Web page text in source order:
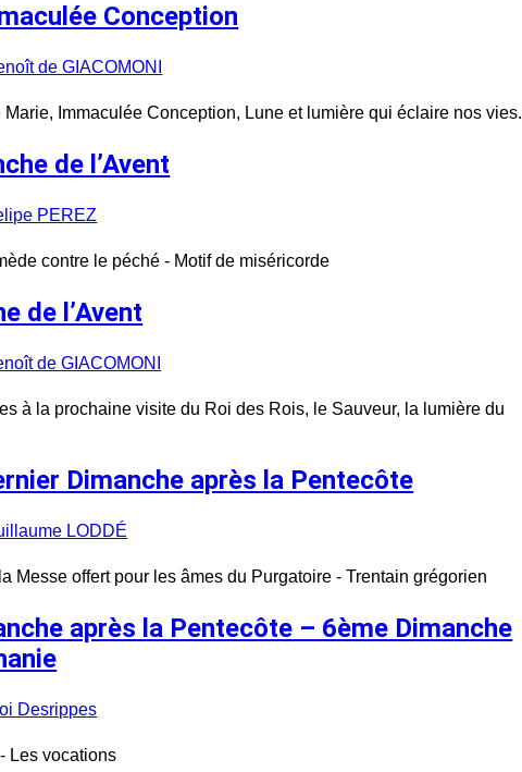
Conception
de GIACOMONI
Immaculée Conception, Lune et lumière qui éclaire nos vies.
de l’Avent
PEREZ
contre le péché - Motif de miséricorde
de l’Avent
de GIACOMONI
à la prochaine visite du Roi des Rois, le Sauveur, la lumière du
Dimanche après la Pentecôte
LODDÉ
Messe offert pour les âmes du Purgatoire - Trentain grégorien
après la Pentecôte – 6ème Dimanche
Desrippes
Les vocations